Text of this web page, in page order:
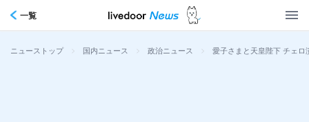
一覧
ニューストップ > 国内ニュース > 政治ニュース > 愛子さまと天皇陛下 チェ